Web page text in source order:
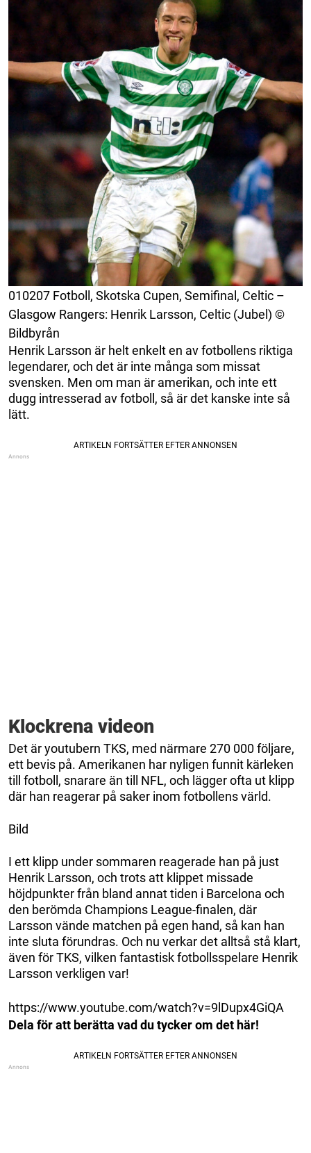
010207 Fotboll, Skotska Cupen, Semifinal, Celtic –
Glasgow Rangers: Henrik Larsson, Celtic (Jubel) ©
Bildbyrån
Henrik Larsson är helt enkelt en av fotbollens riktiga
legendarer, och det är inte många som missat
svensken. Men om man är amerikan, och inte ett
dugg intresserad av fotboll, så är det kanske inte så
lätt.
Klockrena videon
Det är youtubern TKS, med närmare 270 000 följare,
ett bevis på. Amerikanen har nyligen funnit kärleken
till fotboll, snarare än till NFL, och lägger ofta ut klipp
där han reagerar på saker inom fotbollens värld.
Bild
I ett klipp under sommaren reagerade han på just
Henrik Larsson, och trots att klippet missade
höjdpunkter från bland annat tiden i Barcelona och
den berömda Champions League-finalen, där
Larsson vände matchen på egen hand, så kan han
inte sluta förundras. Och nu verkar det alltså stå klart,
även för TKS, vilken fantastisk fotbollsspelare Henrik
Larsson verkligen var!
https://www.youtube.com/watch?v=9lDupx4GiQA
Dela för att berätta vad du tycker om det här!